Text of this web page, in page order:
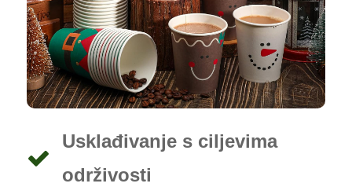
Usklađivanje s ciljevima
održivosti